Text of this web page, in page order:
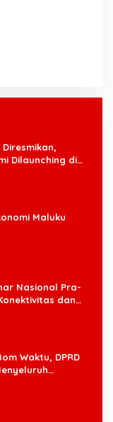
Dilaunching di
Maluku
Nasional Pra-
dan
Kepulauan
Waktu, DPRD
Pejabat